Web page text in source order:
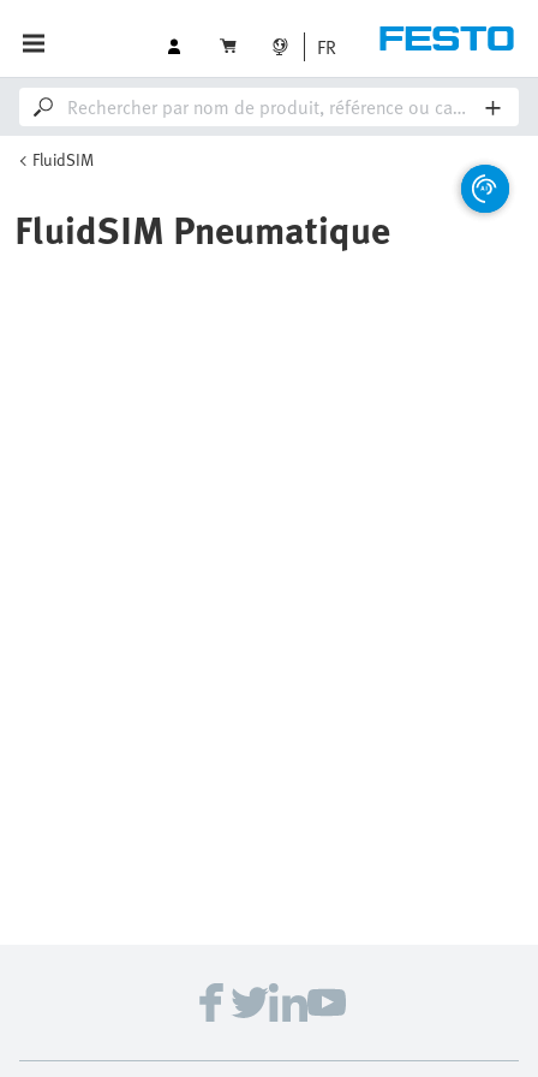
FR
FluidSIM
FluidSIM Pneumatique